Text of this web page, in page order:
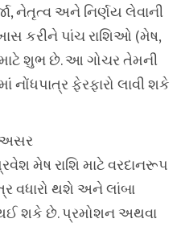
નેતૃત્વ અને નિર્ણય લેવાની
કરીને પાંચ રાશિઓ (મેષ,
શુભ છે. આ ગોચર તેમની
નોંધપાત્ર ફેરફારો લાવી શકે
અસર
મેષ રાશિ માટે વરદાનરૂપ
વધારો થશે અને લાંબા
શકે છે. પ્રમોશન અથવા